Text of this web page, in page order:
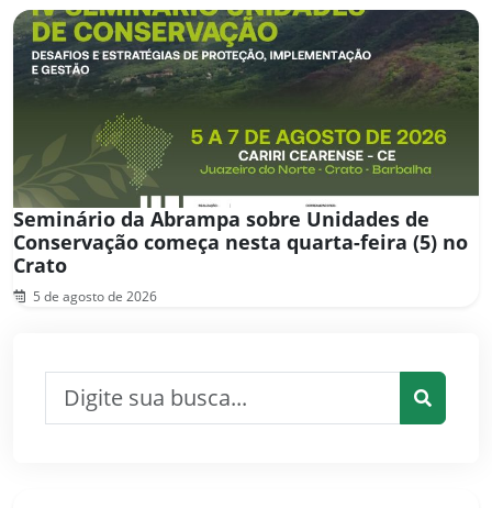
Seminário da Abrampa sobre Unidades de
Conservação começa nesta quarta-feira (5) no
Crato
5 de agosto de 2026